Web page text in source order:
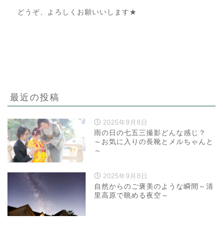
どうぞ、よろしくお願いいします★
最近の投稿
2025年9月8日
雨の日の七五三撮影どんな感じ？
～お気に入りの長靴とメルちゃんと
～
2025年9月8日
自然からのご褒美のような瞬間～清
里高原で眺める夜空～